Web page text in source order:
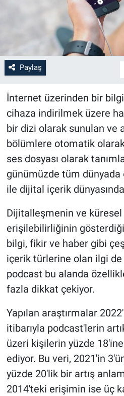
Paylaş
İnternet üzerinden bir
cihaza indirilmek üzere
bir dizi olarak sunulan ve
bölümlere otomatik
ses dosyası olarak
günümüzde tüm
ile dijital içerik dünyasında
Dijitalleşmenin ve
erişilebilirliğinin
bilgi, fikir ve haber gibi
içerik türlerine olan ilgi de
podcast bu alanda
fazla dikkat çekiyor.
Yapılan araştırmalar
itibarıyla podcast'lerin
üzeri kişilerin yüzde
ediyor. Bu veri, 2021'in
yüzde 20'lik bir artış
2014'teki erişimin ise üç
Ekonomi
Dünya
Magazin
Siyaset
Yaşam
Spor
Nöbetçi Eczaneler